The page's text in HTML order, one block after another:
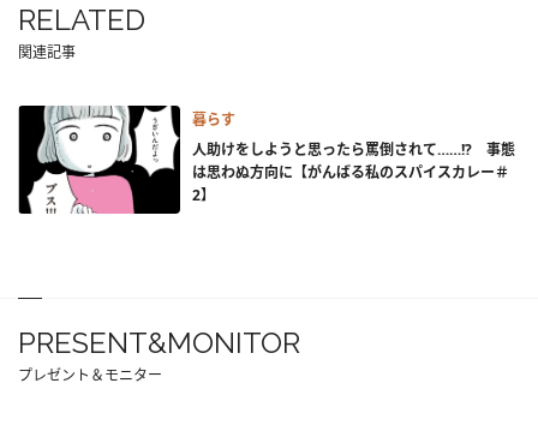
RELATED
関連記事
暮らす
人助けをしようと思ったら罵倒されて……!? 事態
は思わぬ方向に【がんばる私のスパイスカレー＃
2】
PRESENT&MONITOR
プレゼント＆モニター